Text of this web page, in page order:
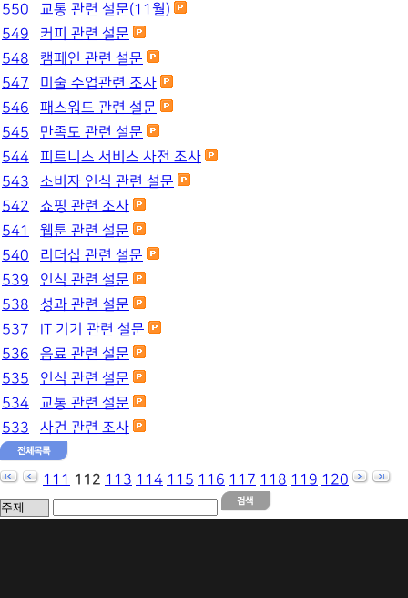
550
교통 관련 설문(11월)
549
커피 관련 설문
548
캠페인 관련 설문
547
미술 수업관련 조사
546
패스워드 관련 설문
545
만족도 관련 설문
544
피트니스 서비스 사전 조사
543
소비자 인식 관련 설문
542
쇼핑 관련 조사
541
웹툰 관련 설문
540
리더십 관련 설문
539
인식 관련 설문
538
성과 관련 설문
537
IT 기기 관련 설문
536
음료 관련 설문
535
인식 관련 설문
534
교통 관련 설문
533
사건 관련 조사
111 112 113 114 115 116 117 118 119 120